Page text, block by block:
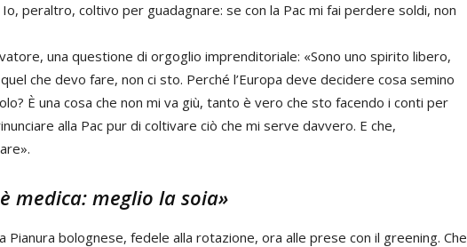
peraltro, coltivo per guadagnare: se con la Pac mi fai perdere soldi, non
una questione di orgoglio imprenditoriale: «Sono uno spirito libero,
che devo fare, non ci sto. Perché l’Europa deve decidere cosa semino
È una cosa che non mi va giù, tanto è vero che sto facendo i conti per
alla Pac pur di coltivare ciò che mi serve davvero. E che,
medica: meglio la soia»
Pianura bolognese, fedele alla rotazione, ora alle prese con il greening. Che